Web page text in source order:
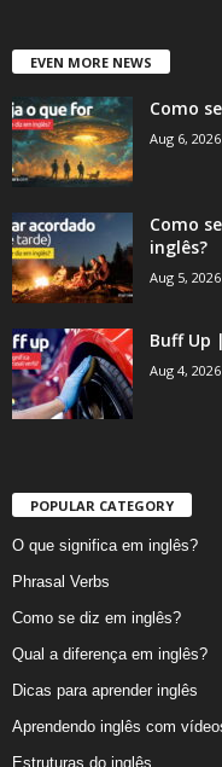
EVEN MORE NEWS
Como
Aug 6, 2026
Como
inglês?
Aug 5, 2026
Buff Up
Aug 4, 2026
POPULAR CATEGORY
O que significa em inglês?
Phrasal Verbs
Como se diz em inglês?
Qual a diferença em inglês?
Dicas para aprender inglês
Aprendendo inglês com
Estruturas do inglês